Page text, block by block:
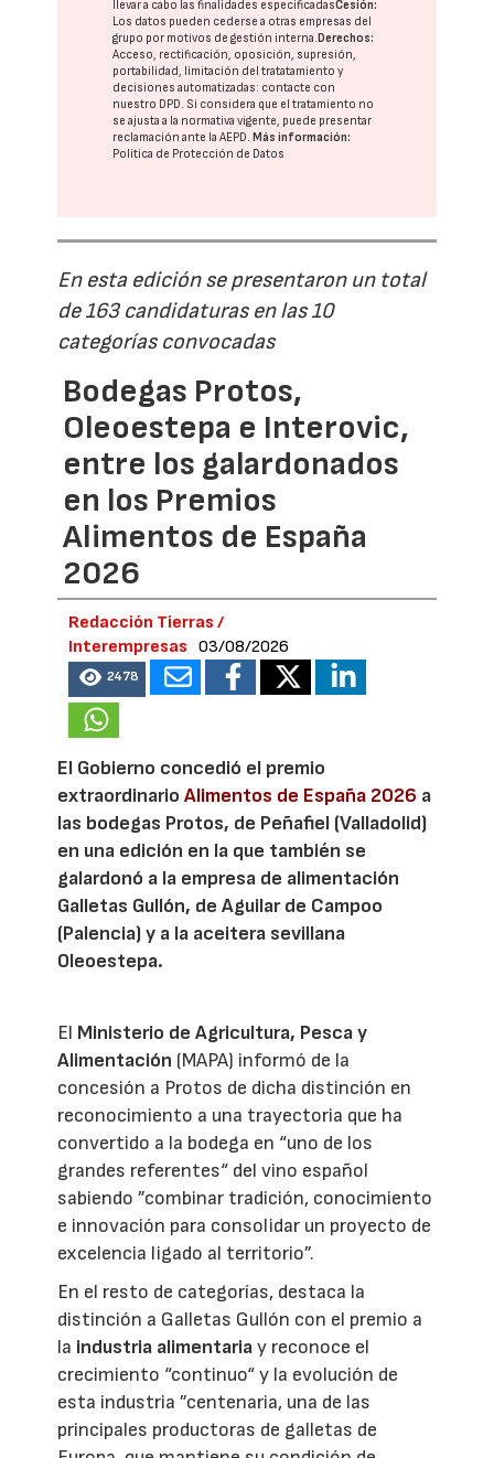
llevar a cabo las finalidades especificadasCesión:
Los datos pueden cederse a otras empresas del
grupo por motivos de gestión interna. Derechos:
Acceso, rectificación, oposición, supresión,
portabilidad, limitación del tratatamiento y
decisiones automatizadas: contacte con
nuestro DPD. Si considera que el tratamiento no
se ajusta a la normativa vigente, puede presentar
reclamación ante laAEPD. Más información:
Política de Protección de Datos
En esta edición se presentaron un total
de 163 candidaturas en las 10
categorías convocadas
Bodegas Protos,
Oleoestepa e Interovic,
entre los galardonados
en los Premios
Alimentos de España
2026
Redacción Tierras /
Interempresas
03/08/2026
2478
El Gobierno concedió el premio
extraordinarioAlimentos de España 2026 a
las bodegas Protos, de Peñafiel (Valladolid)
en una edición en la que también se
galardonó a la empresa de alimentación
Galletas Gullón, de Aguilar de Campoo
(Palencia) y a la aceitera sevillana
Oleoestepa.
El Ministerio de Agricultura, Pesca y
Alimentación (MAPA) informó de la
concesión a Protos de dicha distinción en
reconocimiento a una trayectoria que ha
convertido a la bodega en “uno de los
grandes referentes“ del vino español
sabiendo ”combinar tradición, conocimiento
e innovación para consolidar un proyecto de
excelencia ligado al territorio”.
En el resto de categorías, destaca la
distinción a Galletas Gullón con el premio a
la industria alimentariay reconoce el
crecimiento “continuo“ y la evolución de
esta industria ”centenaria, una de las
principales productoras de galletas de